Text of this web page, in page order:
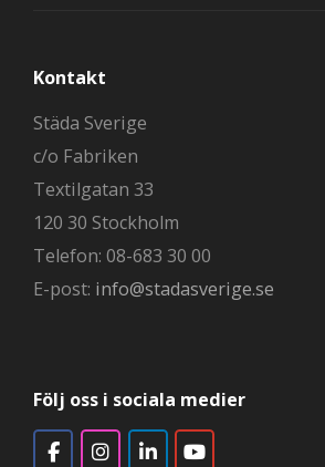
Kontakt
Städa Sverige
c/o Fabriken
Textilgatan 33
120 30 Stockholm
Telefon: 08-683 30 00
E-post: info@stadasverige.se
Följ oss i sociala medier